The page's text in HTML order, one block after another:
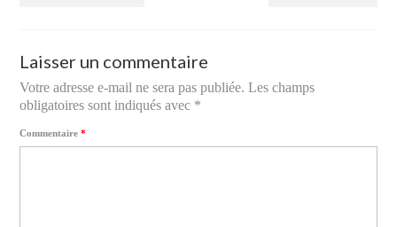
Laisser un commentaire
Votre adresse e-mail ne sera pas publiée. Les champs
obligatoires sont indiqués avec *
Commentaire*